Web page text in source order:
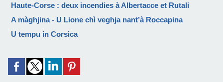
Haute-Corse : deux incendies à Albertacce et Rutali
A màghjina - U Lione chì veghja nant’à Roccapina
U tempu in Corsica